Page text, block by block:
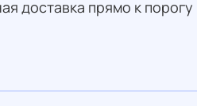
доставка прямо к